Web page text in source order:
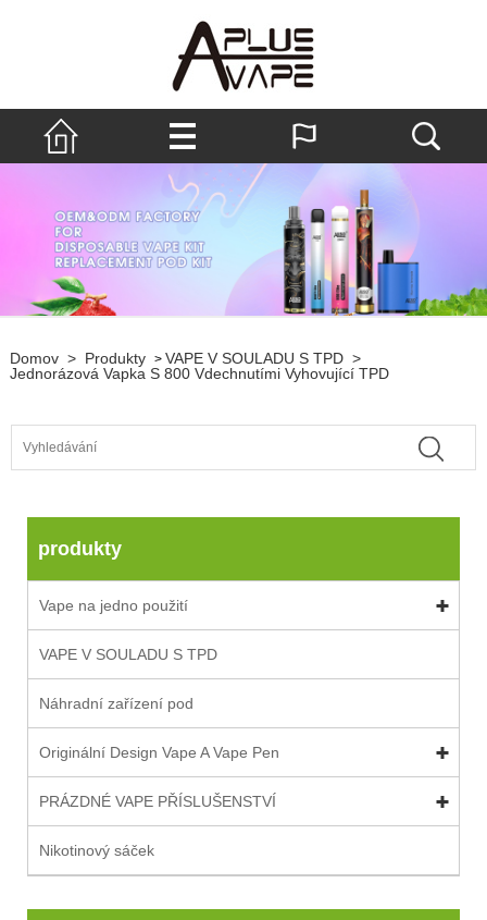
Domov > Produkty > VAPE V SOULADU S TPD >
Jednorázová Vapka S 800 Vdechnutími Vyhovující TPD
produkty
Vape na jedno použití
VAPE V SOULADU S TPD
Náhradní zařízení pod
Originální Design Vape A Vape Pen
PRÁZDNÉ VAPE PŘÍSLUŠENSTVÍ
Nikotinový sáček